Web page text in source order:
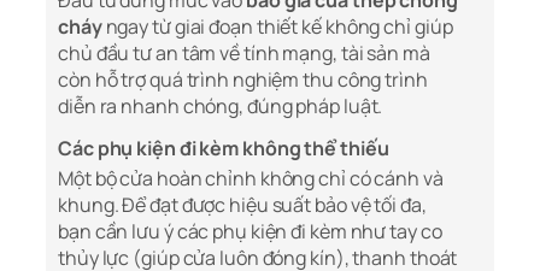
cháyngay từ giai đoạn thiết kế không chỉ giúp
chủ đầu tư an tâm về tính mạng, tài sản mà
còn hỗ trợ quá trình nghiệm thu công trình
diễn ra nhanh chóng, đúng pháp luật.
Các phụ kiện đi kèm không thể thiếu
Một bộ cửa hoàn chỉnh không chỉ có cánh và
khung. Để đạt được hiệu suất bảo vệ tối đa,
bạn cần lưu ý các phụ kiện đi kèm như tay co
thủy lực (giúp cửa luôn đóng kín), thanh thoát